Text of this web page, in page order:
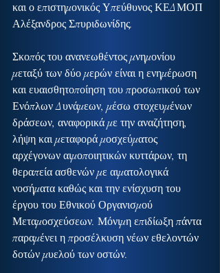
και ο επιστημονικός Υπεύθυνος ΚΕΔΜΟΠ
Αλέξανδρος Σπυριδωνίδης.
Σκοπός του ανανεωθέντος μνημονίου
μεταξύ των δύο μερών είναι η ενημέρωση
και ευαισθητοποίηση του προσωπικού των
Ενόπλων Δυνάμεων, μέσω στοχευμένων
δράσεων, αναφορικά με την αναζήτηση,
λήψη και μεταφορά μοσχεύματος
αρχέγονων αιμοποιητικών κυττάρων, τη
θεραπεία ασθενών με αιματολογικά
νοσήματα καθώς και την ενίσχυση του
έργου του Εθνικού Οργανισμού
Μεταμοσχεύσεων. Μόνιμη επιδίωξη πάντα
παραμένει η προσέλκυση νέων εθελοντών
δοτών μυελού των οστών.